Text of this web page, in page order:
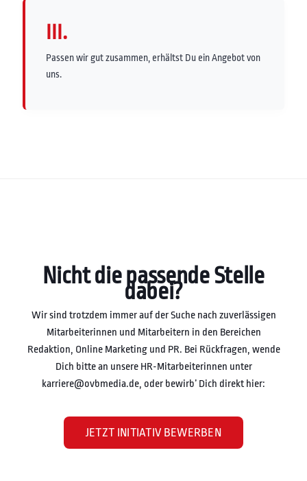
III.
Passen wir gut zusammen, erhältst Du ein Angebot von
uns.
Nicht die passende Stelle
dabei?
Wir sind trotzdem immer auf der Suche nach zuverlässigen
Mitarbeiterinnen und Mitarbeitern in den Bereichen
Redaktion, Online Marketing und PR. Bei Rückfragen, wende
Dich bitte an unsere HR-Mitarbeiterinnen unter
karriere@ovbmedia.de, oder bewirb’ Dich direkt hier:
JETZT INITIATIV BEWERBEN